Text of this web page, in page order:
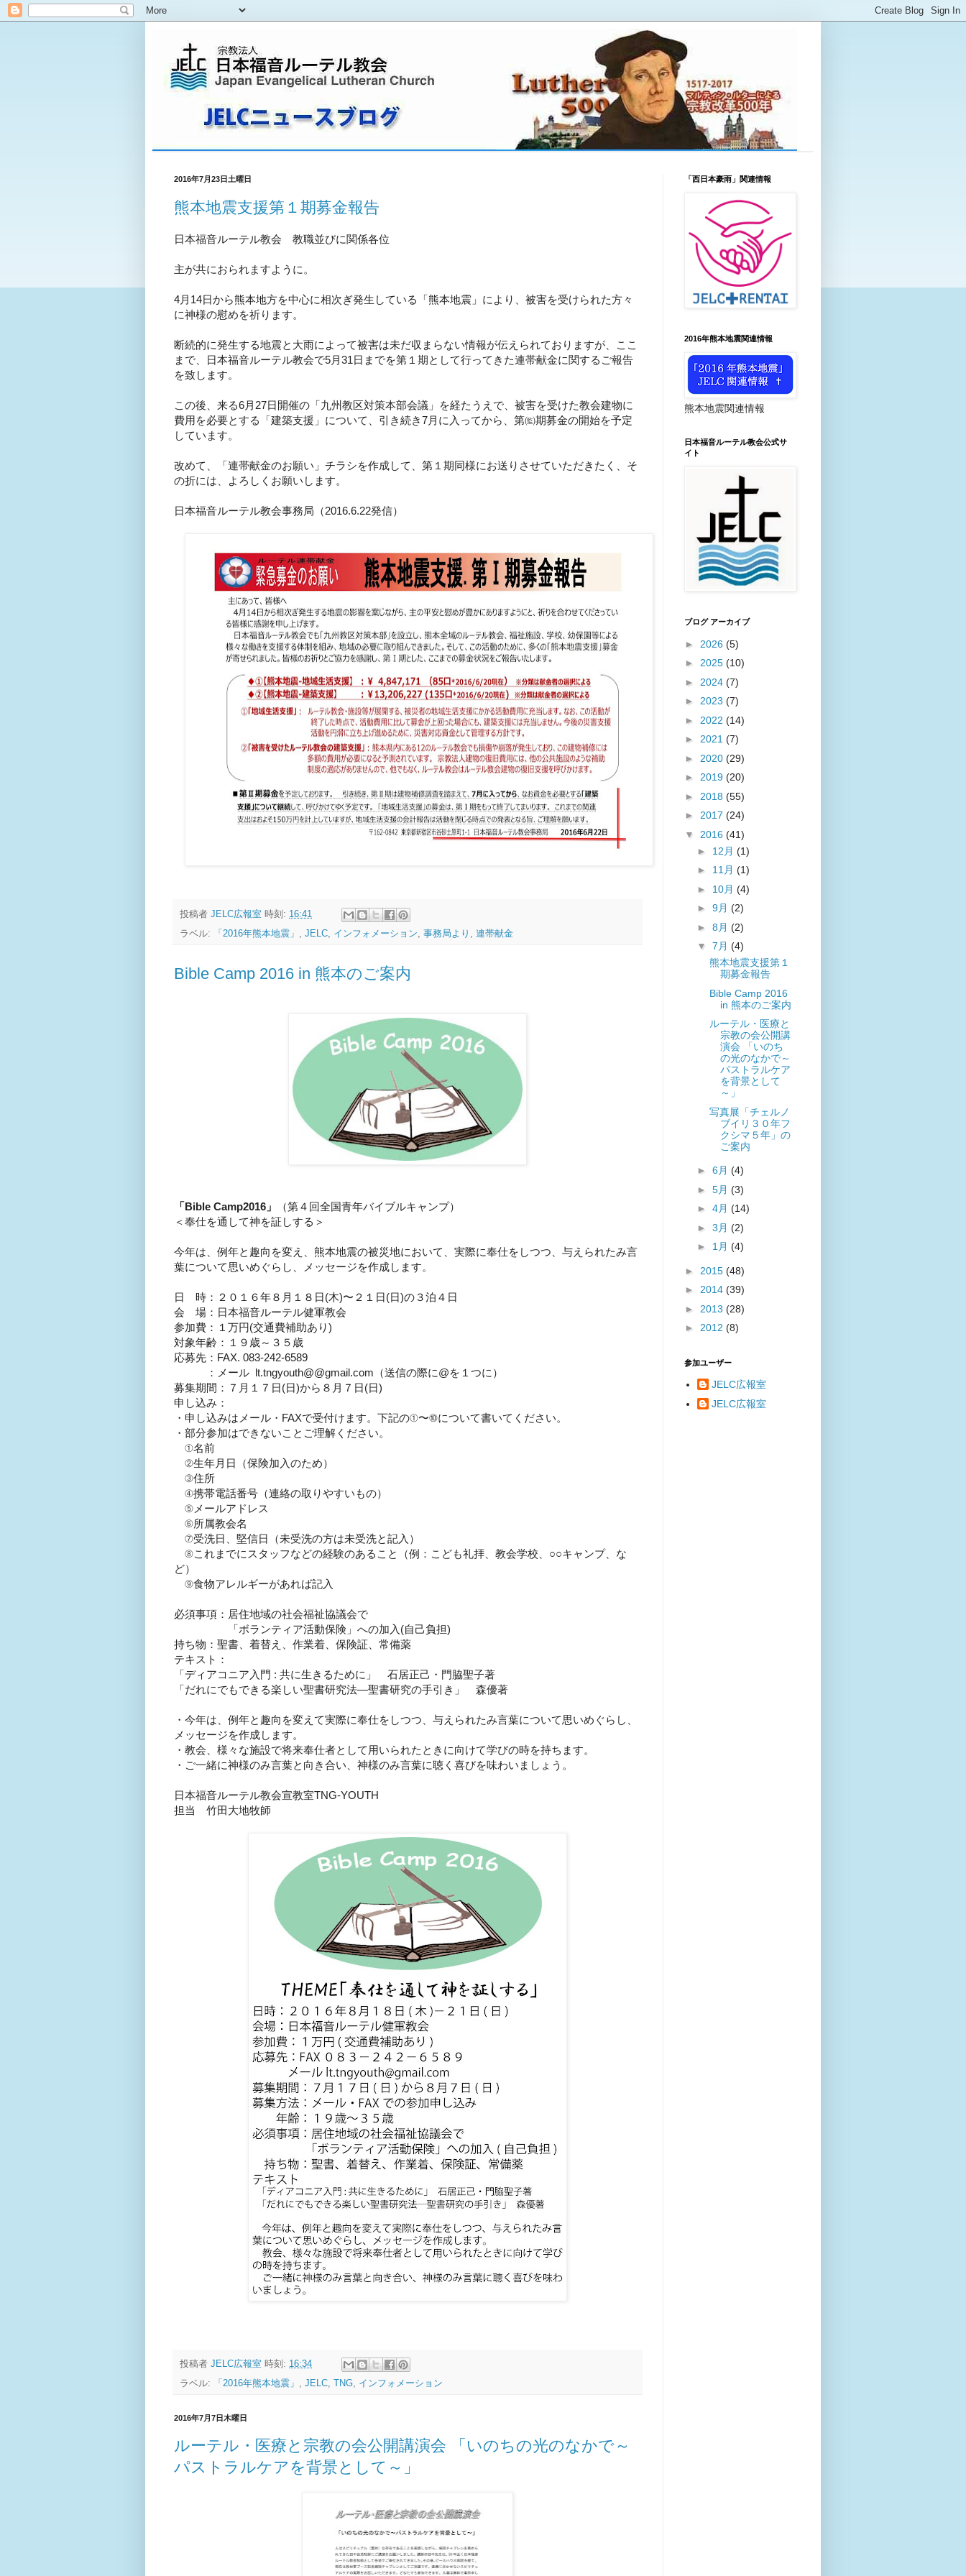
2016年7月23日土曜日
熊本地震支援第１期募金報告
日本福音ルーテル教会 教職並びに関係各位
主が共におられますように。
4月 14日から熊本地方を中心に相次ぎ発生している「熊本地震」により、 被害を受けられた方々
に神様の慰めを祈ります。
断続的に発生する地震と大雨によって被害は未だ収まらない情報が伝えられておりますが、ここ
まで、日本福音ルーテル教会で5月31日までを第１期として行ってきた連帯献金に関するご報告
を致します。
この後、来る6月 27日開催の「九州教区対策本部会議」を経たうえで、 被害を受けた教会建物に
費用を必要とする「建築支援」について、引き続き7月に入ってから、第㈼期募金の開始を予定
しています。
改めて、「連帯献金のお願い」チラシを作成して、第１期同様にお送りさせていただきたく、そ
の折には、よろしくお願いします。
日本福音ルーテル教会事務局（2016.6.22発信）
投稿者 JELC広報室 時刻: 16:41
ラベル:
「2016年熊本地震」 JELC インフォメーション 事務局より 連帯献金
Bible Camp 2016 in 熊本のご案内
「Bible Camp2016」
（第４回全国青年バイブルキャンプ）
＜奉仕を通して神を証しする＞
今年は、例年と趣向を変え、熊本地震の被災地において、実際に奉仕をしつつ、与えられたみ言
葉について思いめぐらし、メッセージを作成します。
日 時：２０１６年８月１８日(木)〜２１日(日)の３泊４日
会 場：日本福音ルーテル健軍教会
参加費：１万円(交通費補助あり)
対象年齢：１９歳～３５歳
応募先：FAX. 083-242-6589
：メール lt.tngyouth@@gmail.com（送信の際に@を１つに）
募集期間：７月１７日(日)から８月７日(日)
申し込み：
・申し込みはメール・FAXで受付けます。下記の①〜⑩について書いてください。
・部分参加はできないことご理解ください。
①名前
②生年月日（保険加入のため）
③住所
④携帯電話番号（連絡の取りやすいもの）
⑤メールアドレス
⑥所属教会名
⑦受洗日、堅信日（未受洗の方は未受洗と記入）
⑧これまでにスタッフなどの経験のあること（例：こども礼拝、教会学校、○○キャンプ、な
ど）
⑨食物アレルギーがあれば記入
必須事項：居住地域の社会福祉協議会で
「ボランティア活動保険」への加入(自己負担)
持ち物：聖書、着替え、作業着、保険証、常備薬
テキスト：
「ディアコニア入門 : 共に生きるために」 石居正己・門脇聖子著
「だれにでもできる楽しい聖書研究法―聖書研究の手引き」 森優著
・今年は、例年と趣向を変えて実際に奉仕をしつつ、与えられたみ言葉について思いめぐらし、
メッセージを作成します。
・教会、様々な施設で将来奉仕者として用いられたときに向けて学びの時を持ちます。
・ご一緒に神様のみ言葉と向き合い、神様のみ言葉に聴く喜びを味わいましょう。
日本福音ルーテル教会宣教室TNG-YOUTH
担当 竹田大地牧師
投稿者 JELC広報室 時刻: 16:34
ラベル:
「2016年熊本地震」 , JELC, TNG, インフォメーション
2016年7月7日木曜日
ルーテル・医療と宗教の会公開講演会 「いのちの光のなかで～
パストラルケアを背景として～」
「西日本豪雨」関連情報
2016年熊本地震関連情報
熊本地震関連情報
日本福音ルーテル教会公式サ
イト
ブログ アーカイブ
► 2026 (5)
► 2025 (10)
► 2024 (7)
► 2023 (7)
► 2022 (14)
► 2021 (7)
► 2020 (29)
► 2019 (20)
► 2018 (55)
► 2017 (24)
▼ 2016 (41)
► 12月 (1)
► 11月 (1)
► 10月 (4)
► 9月 (2)
► 8月 (2)
▼ 7月 (4)
熊本地震支援第１
期募金報告
Bible Camp 2016
in 熊本のご案内
ルーテル・医療と
宗教の会公開講
演会 「いのち
の光のなかで～
パストラルケア
を背景として
～」
写真展「チェルノ
ブイリ３０年フ
クシマ５年」の
ご案内
► 6月 (4)
► 5月 (3)
► 4月 (14)
► 3月 (2)
► 1月 (4)
► 2015 (48)
► 2014 (39)
► 2013 (28)
► 2012 (8)
参加ユーザー
JELC広報室
JELC広報室